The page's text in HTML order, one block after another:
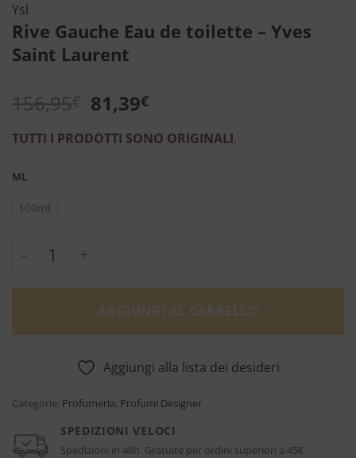
Ysl
Rive Gauche Eau de toilette – Yves
Saint Laurent
156,95€ Il
prezzo
originale
81,39€Il
attuale
TUTTI I PRODOTTI SONO ORIGINALI.
ML
100ml
Rive Gauche Eau de toilette - Yves Saint
AGGIUNGI AL CARRELLO
Aggiungi alla lista dei desideri
Categorie: Profumeria, Profumi Designer
SPEDIZIONI VELOCI
Spedizioni in 48h. Gratuite per ordini superiori a 45€